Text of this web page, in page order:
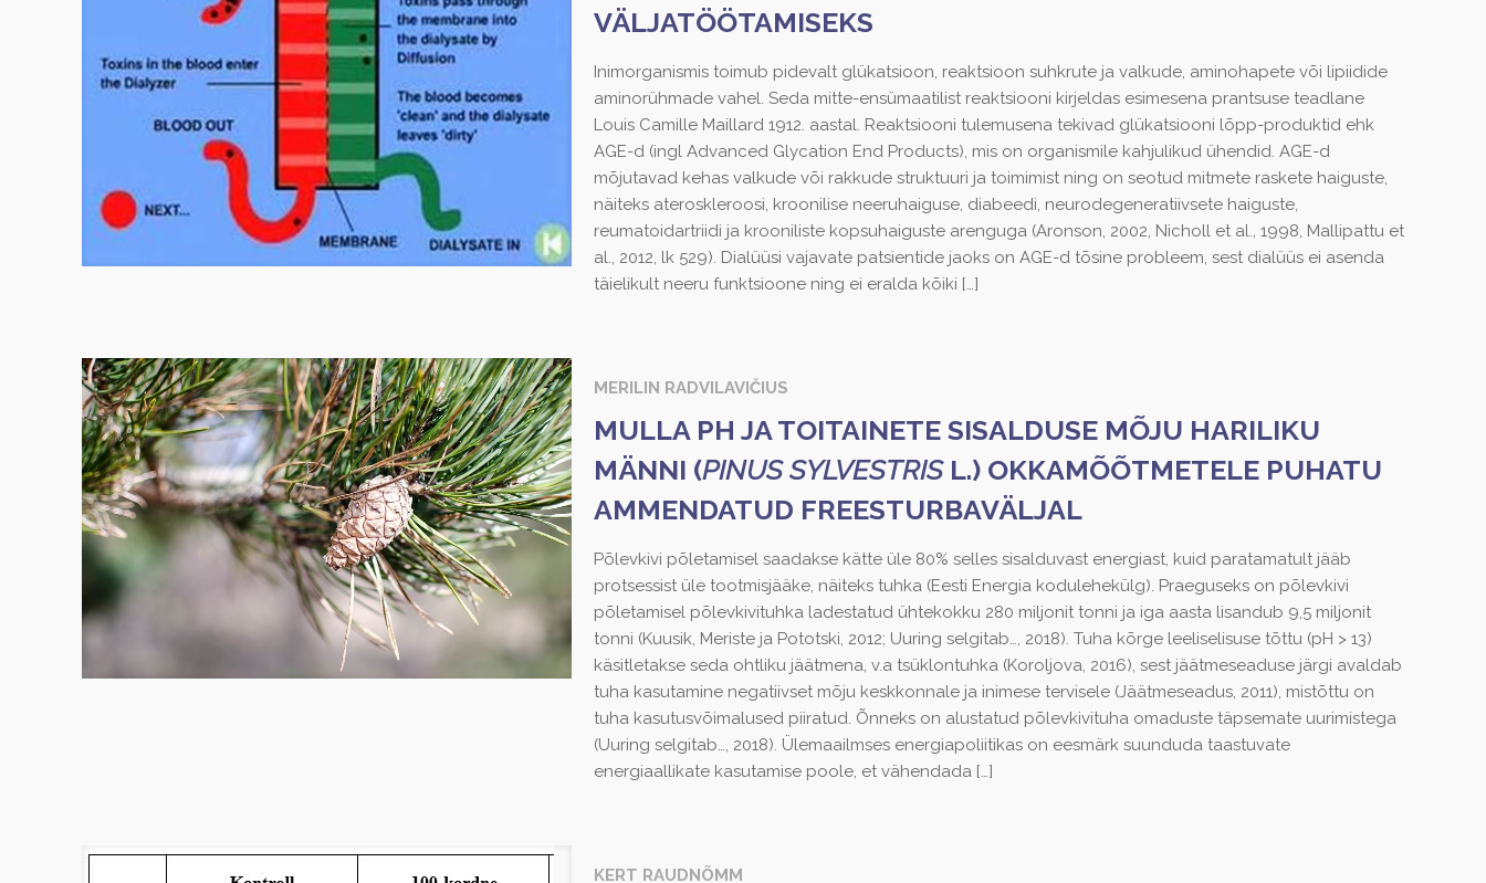
VÄLJATÖÖTAMISEKS
Inimorganismis toimub pidevalt glükatsioon, reaktsioon suhkrute ja valkude, aminohapete või lipiidide
aminorühmade vahel. Seda mitte-ensümaatilist reaktsiooni kirjeldas esimesena prantsuse teadlane
Louis Camille Maillard 1912. aastal. Reaktsiooni tulemusena tekivad glükatsiooni lõpp-produktid ehk
AGE-d (ingl Advanced Glycation End Products), mis on organismile kahjulikud ühendid. AGE-d
mõjutavad kehas valkude või rakkude struktuuri ja toimimist ning on seotud mitmete raskete haiguste,
näiteks ateroskleroosi, kroonilise neeruhaiguse, diabeedi, neurodegeneratiivsete haiguste,
reumatoidartriidi ja krooniliste kopsuhaiguste arenguga (Aronson, 2002, Nicholl et al., 1998, Mallipattu et
al., 2012, lk 529). Dialüüsi vajavate patsientide jaoks on AGE-d tõsine probleem, sest dialüüs ei asenda
täielikult neeru funktsioone ning ei eralda kõiki […]
MERILIN RADVILAVIČIUS
MULLA PH JA TOITAINETE SISALDUSE MÕJU HARILIKU
MÄNNI (PINUS SYLVESTRISL.) OKKAMÕÕTMETELE PUHATU
AMMENDATUD FREESTURBAVÄLJAL
Põlevkivi põletamisel saadakse kätte üle 80% selles sisalduvast energiast, kuid paratamatult jääb
protsessist üle tootmisjääke, näiteks tuhka (Eesti Energia kodulehekülg). Praeguseks on põlevkivi
põletamisel põlevkivituhka ladestatud ühtekokku 280 miljonit tonni ja iga aasta lisandub 9,5 miljonit
tonni (Kuusik, Meriste ja Pototski, 2012; Uuring selgitab…, 2018). Tuha kõrge leeliselisuse tõttu (pH > 13)
käsitletakse seda ohtliku jäätmena, v.a tsüklontuhka (Koroljova, 2016), sest jäätmeseaduse järgi avaldab
tuha kasutamine negatiivset mõju keskkonnale ja inimese tervisele (Jäätmeseadus, 2011), mistõttu on
tuha kasutusvõimalused piiratud. Õnneks on alustatud põlevkivituha omaduste täpsemate uurimistega
(Uuring selgitab…, 2018). Ülemaailmses energiapoliitikas on eesmärk suunduda taastuvate
energiaallikate kasutamise poole, et vähendada[…]
KERT RAUDNÕMM